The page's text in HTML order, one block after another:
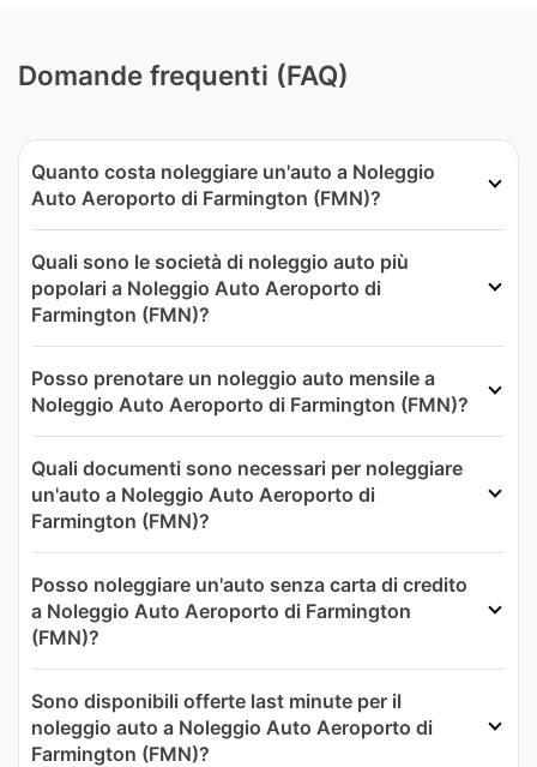
Domande frequenti (FAQ)
Quanto costa noleggiare un'auto a Noleggio
Auto Aeroporto di Farmington (FMN)?
Quali sono le società di noleggio auto più
popolari a Noleggio Auto Aeroporto di
Farmington (FMN)?
Posso prenotare un noleggio auto mensile a
Noleggio Auto Aeroporto di Farmington (FMN)?
Quali documenti sono necessari per noleggiare
un'auto a Noleggio Auto Aeroporto di
Farmington (FMN)?
Posso noleggiare un'auto senza carta di credito
a Noleggio Auto Aeroporto di Farmington
(FMN)?
Sono disponibili offerte last minute per il
noleggio auto a Noleggio Auto Aeroporto di
Farmington (FMN)?